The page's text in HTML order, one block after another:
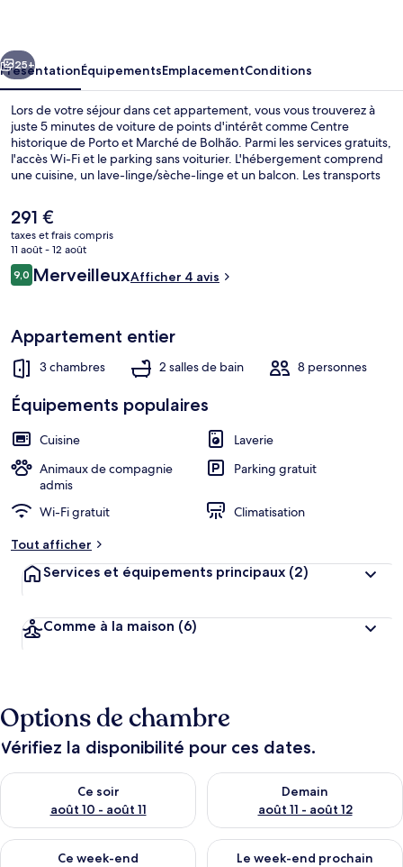
MQ2
Suivant
25+
PrésentationÉquipementsEmplacementConditions
Lors de votre séjour dans cet appartement, vous vous trouverez à
juste 5 minutes de voiture de points d'intérêt comme Centre
historique de Porto et Marché de Bolhão. Parmi les services gratuits,
l'accès Wi-Fi et le parking sans voiturier. L'hébergement comprend
une cuisine, un lave-linge/sèche-linge et un balcon. Les transports
Marquês est à 3 min et Station de métro Combatentes, à 10 min.
Le
prix
actuel
est
de
291 €
taxes et frais compris
11 août - 12 août
Avis
voyageurs
9,09,0 sur 10
MerveilleuxAfficher 4 avis
Appartement entier
3 chambres 2 salles de bain 8 personnes
Équipements populaires
Cuisine
Laverie
Animaux de compagnie
admis
Parking gratuit
Wi-Fi gratuit
Climatisation
Tout afficher
Services et équipements principaux (2)
Comme à la maison (6)
Options de chambre
Vérifiez la disponibilité pour ces dates.
Ce soir
août 10 - août 11
Vérifier la disponibilité pour ce soir août 10 - août 11
Demain
août 11 - août 12
Vérifier la disponibilité pour
Ce week-end
Vérifier la disponibilité pour ce week-end août 14 - août 16
Le week-end prochain
Vérifier la disponibilité pour